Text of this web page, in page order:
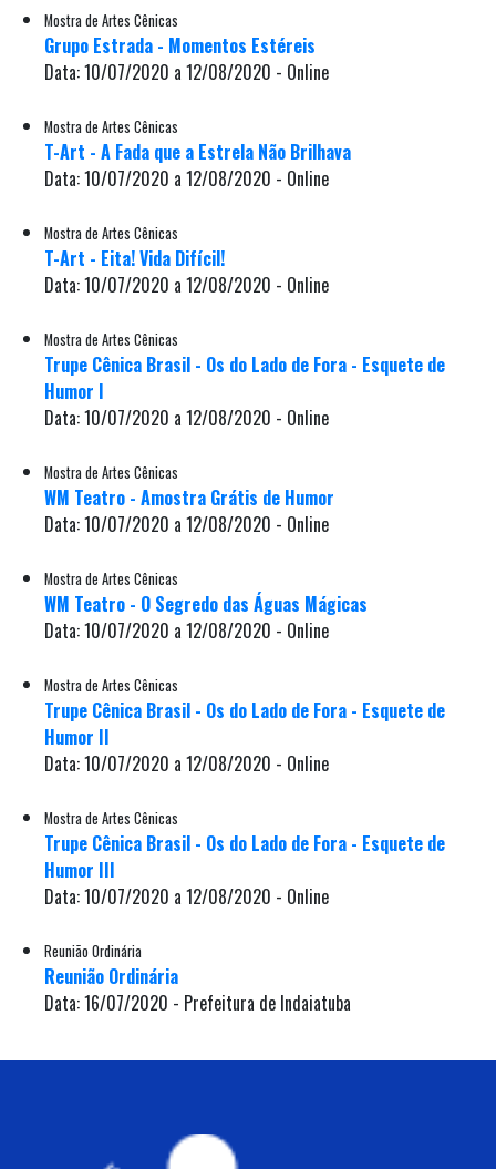
Mostra de Artes Cênicas
Grupo Estrada - Momentos Estéreis
Data: 10/07/2020 a 12/08/2020 - Online
Mostra de Artes Cênicas
T-Art - A Fada que a Estrela Não Brilhava
Data: 10/07/2020 a 12/08/2020 - Online
Mostra de Artes Cênicas
T-Art - Eita! Vida Difícil!
Data: 10/07/2020 a 12/08/2020 - Online
Mostra de Artes Cênicas
Trupe Cênica Brasil - Os do Lado de Fora - Esquete de
Humor I
Data: 10/07/2020 a 12/08/2020 - Online
Mostra de Artes Cênicas
WM Teatro - Amostra Grátis de Humor
Data: 10/07/2020 a 12/08/2020 - Online
Mostra de Artes Cênicas
WM Teatro - O Segredo das Águas Mágicas
Data: 10/07/2020 a 12/08/2020 - Online
Mostra de Artes Cênicas
Trupe Cênica Brasil - Os do Lado de Fora - Esquete de
Humor II
Data: 10/07/2020 a 12/08/2020 - Online
Mostra de Artes Cênicas
Trupe Cênica Brasil - Os do Lado de Fora - Esquete de
Humor III
Data: 10/07/2020 a 12/08/2020 - Online
Reunião Ordinária
Reunião Ordinária
Data: 16/07/2020 - Prefeitura de Indaiatuba